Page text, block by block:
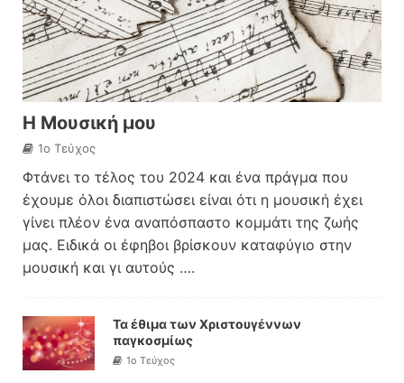
Η Μουσική μου
1ο Τεύχος
Φτάνει το τέλος του 2024 και ένα πράγμα που
έχουμε όλοι διαπιστώσει είναι ότι η μουσική έχει
γίνει πλέον ένα αναπόσπαστο κομμάτι της ζωής
μας. Ειδικά οι έφηβοι βρίσκουν καταφύγιο στην
μουσική και γι αυτούς ….
Τα έθιμα των Χριστουγέννων
παγκοσμίως
1ο Τεύχος